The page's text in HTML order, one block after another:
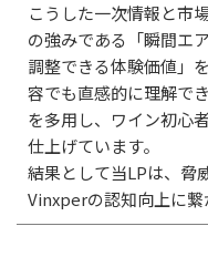
こうした一次情報と市
の強みである「瞬間エ
調整できる体験価値」
容でも直感的に理解で
を多用し、ワイン初心
仕上げています。
結果として当LPは、脅
Vinxperの認知向上に繋